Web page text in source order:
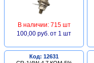
В наличии: 715 шт
100,00 руб. от 1 шт
Код: 12631